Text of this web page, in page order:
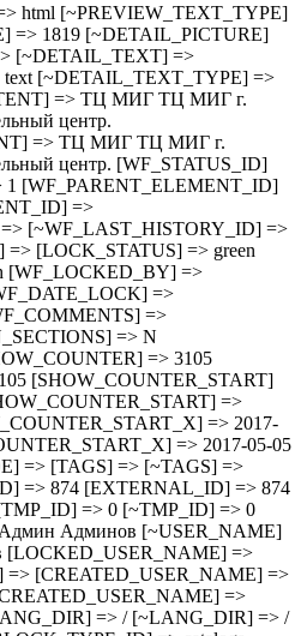
html [~PREVIEW_TEXT_TYPE]
=> 1819 [~DETAIL_PICTURE]
[~DETAIL_TEXT] =>
[~DETAIL_TEXT_TYPE] =>
=> ТЦ МИГ ТЦ МИГ г.
центр.
=> ТЦ МИГ ТЦ МИГ г.
центр. [WF_STATUS_ID]
1 [WF_PARENT_ELEMENT_ID]
=>
[~WF_LAST_HISTORY_ID] =>
[LOCK_STATUS] => green
[WF_LOCKED_BY] =>
=>
=>
=> N
=> 3105
[SHOW_COUNTER_START]
=>
=> 2017-
=> 2017-05-05
=> [TAGS] => [~TAGS] =>
=> 874 [EXTERNAL_ID] => 874
=> 0 [~TMP_ID] => 0
Админов [~USER_NAME]
=>
[CREATED_USER_NAME] =>
=>
=> / [~LANG_DIR] => /